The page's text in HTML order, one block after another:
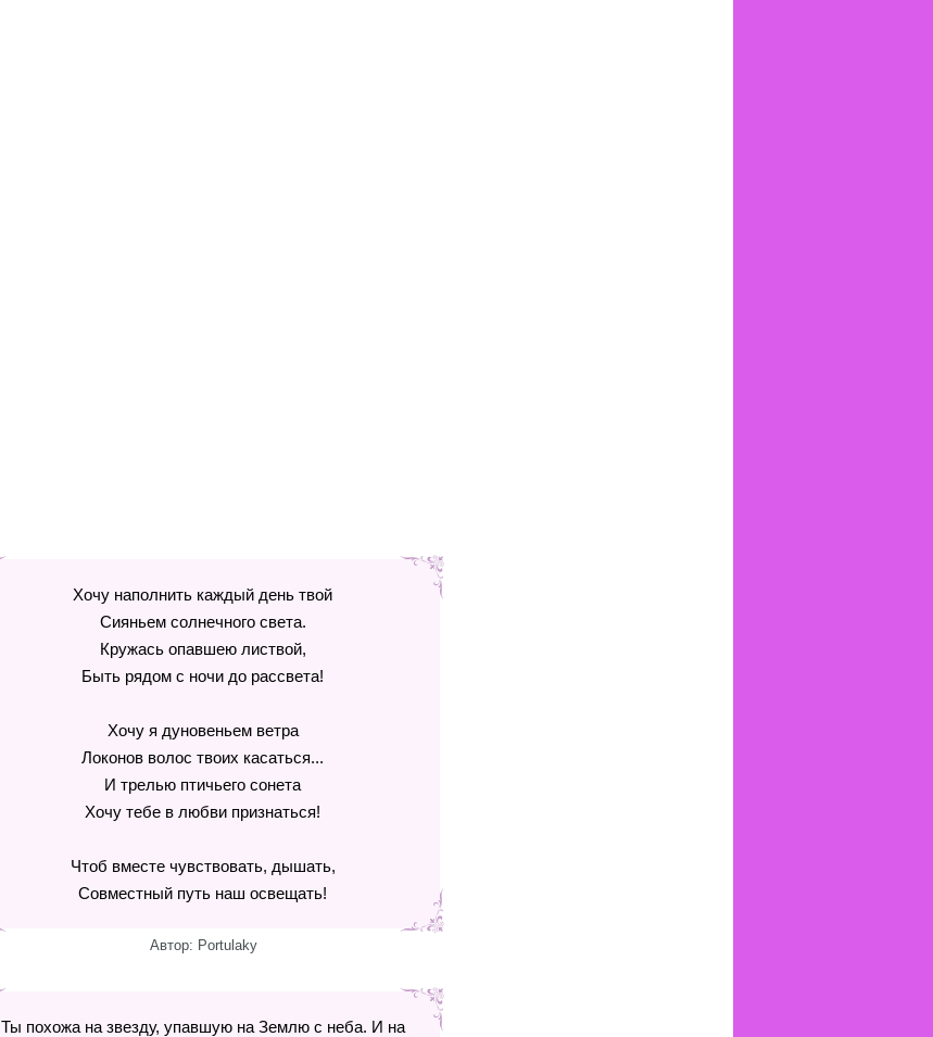
Хочу наполнить каждый день твой
Сияньем солнечного света.
Кружась опавшею листвой,
Быть рядом с ночи до рассвета!
Хочу я дуновеньем ветра
Локонов волос твоих касаться...
И трелью птичьего сонета
Хочу тебе в любви признаться!
Чтоб вместе чувствовать, дышать,
Совместный путь наш освещать!
Автор: Portulaky
Ты похожа на звезду, упавшую на Землю с неба. И на